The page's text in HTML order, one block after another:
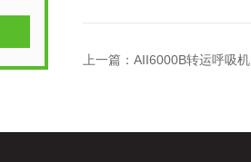
上一篇：AII6000B转运呼吸机